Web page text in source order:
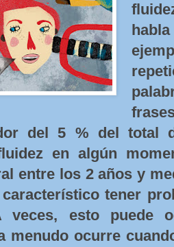
del 5 % del total
en algún
entre los 2 años y
tener
veces, esto puede
menudo ocurre